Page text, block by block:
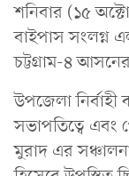
শনিবার (১৫
বাইপাস সংলগ্ন
চট্টগ্রাম-৪
উপজেলা
সভাপতিত্বে
মুরাদ এর